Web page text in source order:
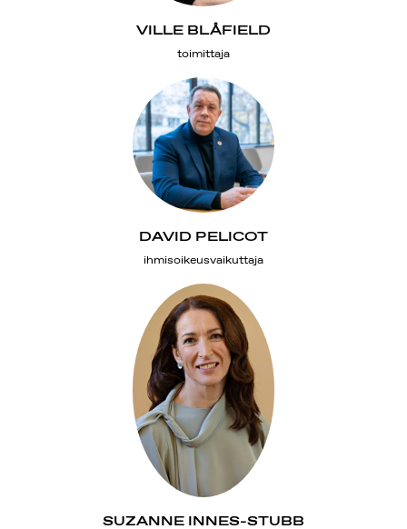
VILLE BLÅFIELD
toimittaja
DAVID PELICOT
ihmisoikeusvaikuttaja
SUZANNE INNES-STUBB